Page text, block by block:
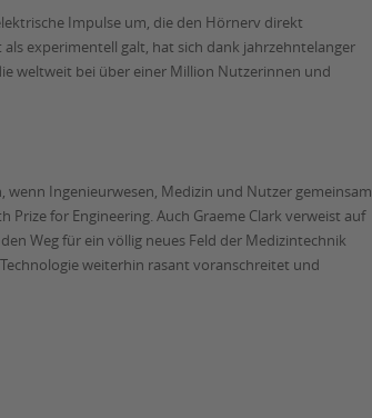
Impulse um, die den Hörnerv direkt
experimentell galt, hat sich dank jahrzehntelanger
weltweit bei über einer Million Nutzerinnen und
wenn Ingenieurwesen, Medizin und Nutzer gemeinsam
for Engineering. Auch Graeme Clark verweist auf
Weg für ein völlig neues Feld der Medizintechnik
weiterhin rasant voranschreitet und